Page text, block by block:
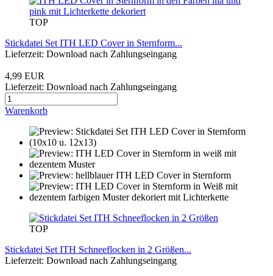
TOP
Stickdatei Set ITH LED Cover in Sternform...
Lieferzeit: Download nach Zahlungseingang
4,99 EUR
Lieferzeit: Download nach Zahlungseingang
Warenkorb
TOP
Stickdatei Set ITH Schneeflocken in 2 Größen...
Lieferzeit: Download nach Zahlungseingang